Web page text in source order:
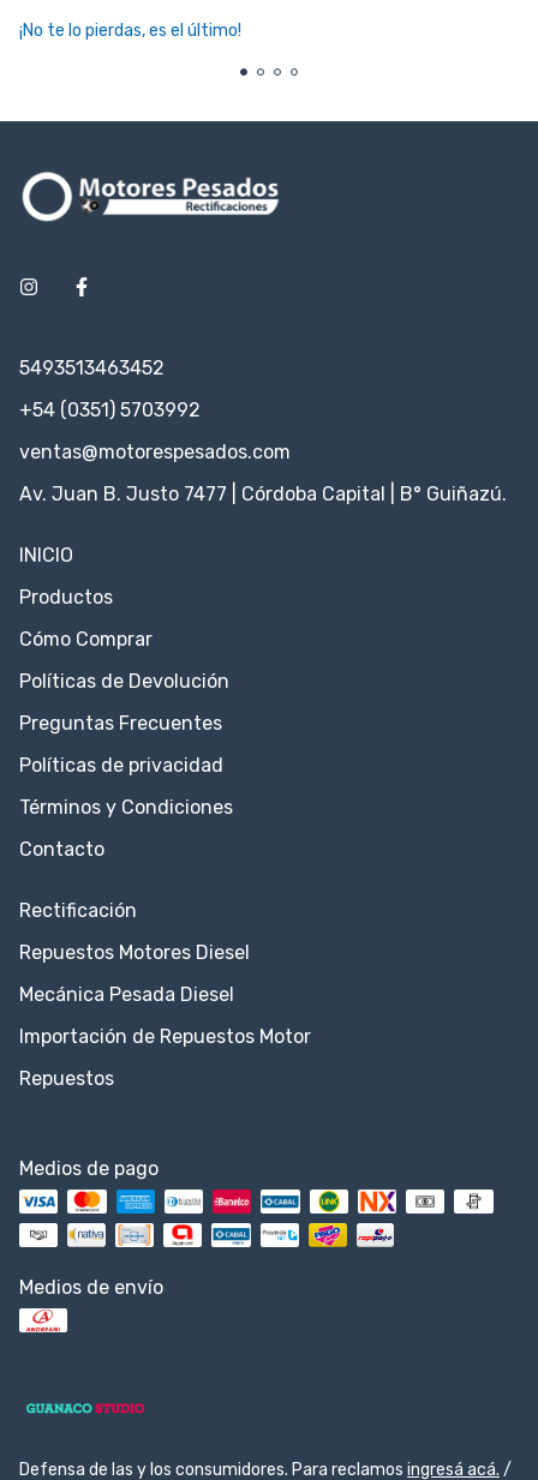
¡No te lo pierdas, es el último!
5493513463452
+54 (0351) 5703992
ventas@motorespesados.com
Av. Juan B. Justo 7477 | Córdoba Capital | B° Guiñazú.
INICIO
Productos
Cómo Comprar
Políticas de Devolución
Preguntas Frecuentes
Políticas de privacidad
Términos y Condiciones
Contacto
Rectificación
Repuestos Motores Diesel
Mecánica Pesada Diesel
Importación de Repuestos Motor
Repuestos
Medios de pago
Medios de envío
Defensa de las y los consumidores. Para reclamos ingresá acá. /